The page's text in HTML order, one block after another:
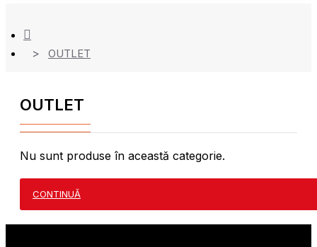
OUTLET
OUTLET
Nu sunt produse în această categorie.
CONTINUĂ